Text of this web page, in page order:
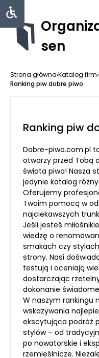
sen
Strona główna›Katalog firm›
Ranking piw dobre piwo
Ranking piw
Dobre-piwo.com.pl
otworzy przed Tobą
świata piwa! Nasza
jedynie katalog
Oferujemy
Twoim pomocą w
najciekawszych
Jeśli jesteś
wiedzę o
smakach czy
strony. Nasi
testują i oceniają
dostarczając
dokonanie
W naszym rankingu
wskazywania
ekscytująca podróż
stylów – od
po nowatorskie i
rzemieślnicze.